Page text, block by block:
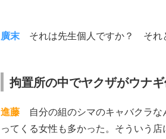
廣末 それは先生個人ですか？ それ
拘置所の中でヤクザがウナ
進藤 自分の組のシマのキャバクラな
ってくる女性も多かった。そういう